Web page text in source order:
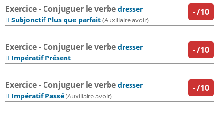
-/10
Exercice - Conjuguer le verbe dresser
 Subjonctif Plus que parfait(Auxiliaire avoir)
-/10
Exercice - Conjuguer le verbe dresser
 Impératif Présent
-/10
Exercice - Conjuguer le verbe dresser
 Impératif Passé(Auxiliaire avoir)